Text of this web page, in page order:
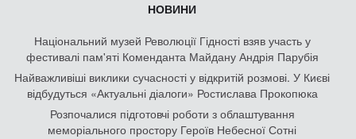
НОВИНИ
Національний музей Революції Гідності взяв участь у
фестивалі пам'яті Коменданта Майдану Андрія Парубія
Найважливіші виклики сучасності у відкритій розмові. У Києві
відбудуться «Актуальні діалоги» Ростислава Прокопюка
Розпочалися підготовчі роботи з облаштування
меморіального простору Героїв Небесної Сотні